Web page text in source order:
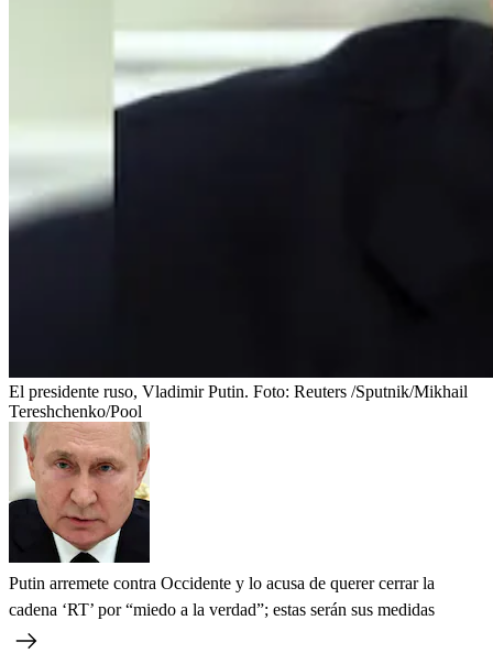
El presidente ruso, Vladimir Putin. Foto: Reuters /Sputnik/Mikhail
Tereshchenko/Pool
Putin arremete contra Occidente y lo acusa de querer cerrar la
cadena ‘RT’ por “miedo a la verdad”; estas serán sus medidas